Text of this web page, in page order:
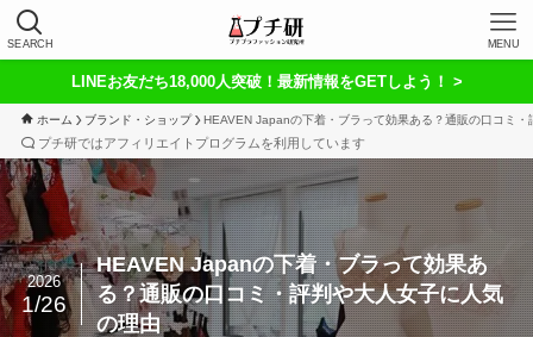
SEARCH MENU
LINEお友だち18,000人突破！最新情報をGETしよう！ >
ホーム ブランド・ショップ HEAVEN Japanの下着・ブラって効果ある？通販の口コミ・
プチ研ではアフィリエイトプログラムを利用しています
HEAVEN Japanの下着・ブラって効果あ
る？通販の口コミ・評判や大人女子に人気
の理由
2026
1/26